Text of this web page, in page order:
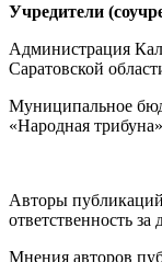
Учредители
Администрация
Саратовской
Муниципальное
«Народная
Авторы
ответственность
Мнения авторов